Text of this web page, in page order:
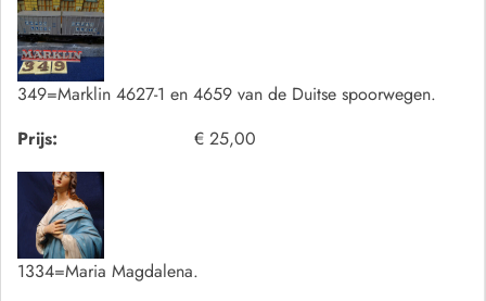
349=Marklin 4627-1 en 4659 van de Duitse spoorwegen.
Prijs:
€ 25,00
1334=Maria Magdalena.